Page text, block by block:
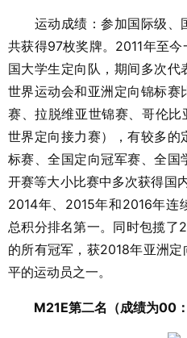
运动成绩：参加国际级、
共获得97枚奖牌。2011年至
国大学生定向队，期间多次代
世界运动会和亚洲定向锦标
赛、拉脱维亚世锦赛、哥伦
世界定向接力赛），有较多
标赛、全国定向冠军赛、全
开赛等大小比赛中多次获得国
2014年、2015年和2016年连
总积分排名第一。同时包揽了
的所有冠军，获2018年亚洲
平的运动员之一。
M21E第二名（成绩为00